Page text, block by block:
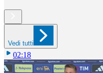
Vedi tutti
02:18